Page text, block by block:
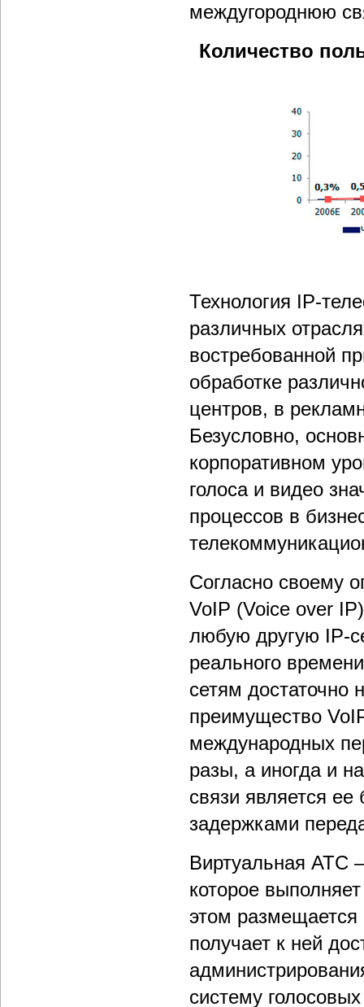
междугороднюю
Количество
Технология IP-
различных
востребованной
обработке
центров, в
Безусловно,
корпоративном
голоса и видео
процессов в
Согласно своему
VoIP (Voice over
любую другую IP-
реального
сетям достаточно
преимущество
международных
разы, а иногда и
связи является ее
задержками
Виртуальная АТС
которое
этом
получает к ней
систему